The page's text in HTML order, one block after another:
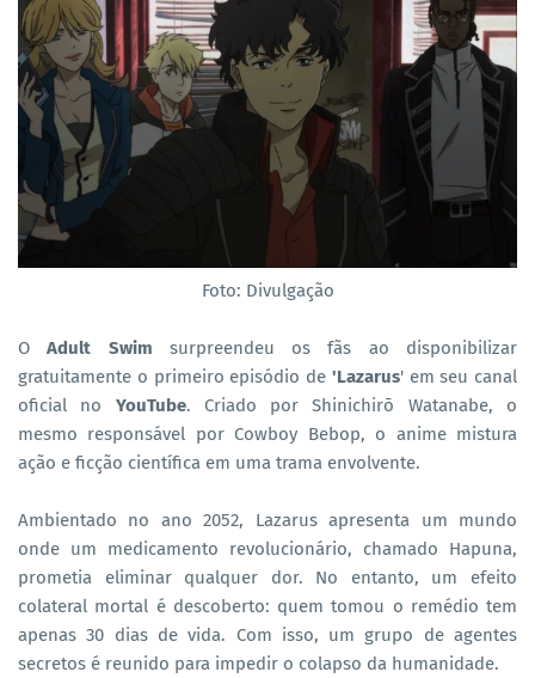
Foto: Divulgação
OAdult Swim surpreendeu os fãs ao disponibilizar
gratuitamente o primeiro episódio de 'Lazarus' em seu canal
oficial no YouTube. Criado por Shinichirō Watanabe, o
mesmo responsável por Cowboy Bebop, o anime mistura
ação e ficção científica em uma trama envolvente.
Ambientado no ano 2052, Lazarus apresenta um mundo
onde um medicamento revolucionário, chamado Hapuna,
prometia eliminar qualquer dor. No entanto, um efeito
colateral mortal é descoberto: quem tomou o remédio tem
apenas 30 dias de vida. Com isso, um grupo de agentes
secretos é reunido para impedir o colapso da humanidade.